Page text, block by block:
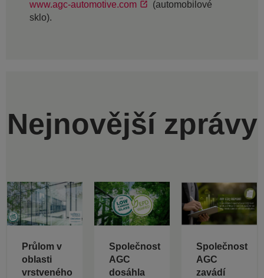
www.agc-automotive.com
(automobilové
sklo).
Nejnovější zprávy
Průlom v
oblasti
vrstveného
Společnost
AGC
dosáhla
Společnost
AGC
zavádí